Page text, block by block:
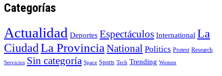
Categorías
Actualidad Deportes Espectáculos International La
CiudadLa Provincia National Politics Protest Research
Servicios Sin categoría Space Sports Tech Trending Women